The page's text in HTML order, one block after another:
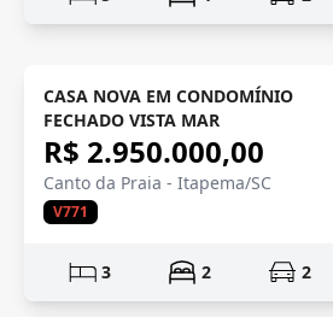
CASA NOVA EM CONDOMÍNIO
FECHADO VISTA MAR
R$ 2.950.000,00
Canto da Praia - Itapema/SC
V771
3 2 2